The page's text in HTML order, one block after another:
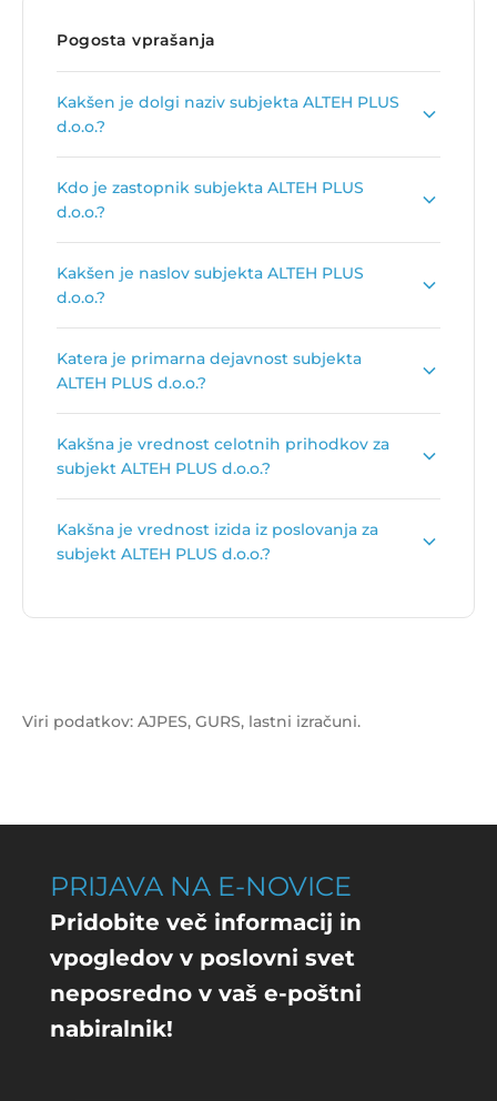
Pogosta vprašanja
Kakšen je dolgi naziv subjekta ALTEH PLUS
d.o.o.?
storitve d.o.o..
Kdo je zastopnik subjekta ALTEH PLUS
d.o.o.?
Kakšen je naslov subjekta ALTEH PLUS
d.o.o.?
Celje.
Katera je primarna dejavnost subjekta
ALTEH PLUS d.o.o.?
jeTrgovina na debelo z obdelovalnimi stroji
Kakšna je vrednost celotnih prihodkov za
subjekt ALTEH PLUS d.o.o.?
PLUS d.o.o. je0 €.
Kakšna je vrednost izida iz poslovanja za
subjekt ALTEH PLUS d.o.o.?
d.o.o. je-1.188 €.
Viri podatkov: AJPES, GURS, lastni izračuni.
PRIJAVA NA E-NOVICE
Pridobite več informacij in
vpogledov v poslovni svet
neposredno v vaš e-poštni
nabiralnik!